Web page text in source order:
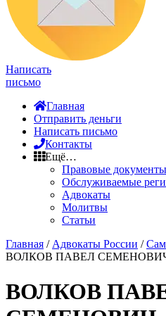
Написать
письмо
Главная
Отправить деньги
Написать письмо
Контакты
Ещё…
Правовые документы
Обслуживаемые
Адвокаты
Молитвы
Статьи
Главная / Адвокаты России /
ВОЛКОВ ПАВЕЛ
ВОЛКОВ